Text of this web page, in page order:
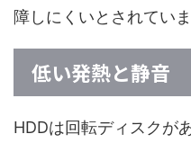
障しにくいとされていま
低い発熱と静音
HDDは回転ディスクが